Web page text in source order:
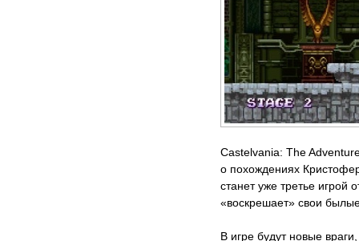
Castelvania: The
о похождениях
станет уже третье игрой
«воскрешает» свои
В игре будут новые